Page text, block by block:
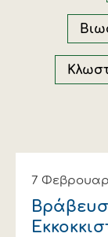
Ευφυής
7